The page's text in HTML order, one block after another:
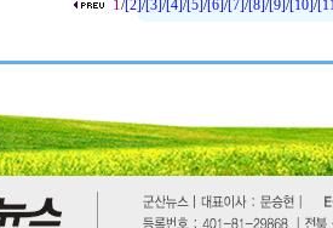
1/[2]/[3]/[4]/[5]/[6]/[7]/[8]/[9]/[10]/